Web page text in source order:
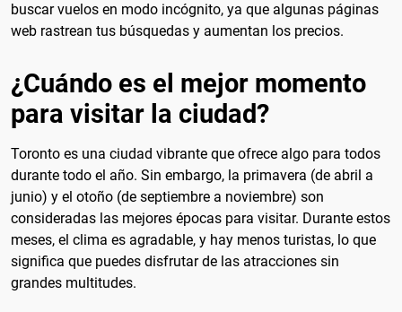
buscar vuelos en modo incógnito, ya que algunas páginas
web rastrean tus búsquedas y aumentan los precios.
¿Cuándo es el mejor momento
para visitar la ciudad?
Toronto es una ciudad vibrante que ofrece algo para todos
durante todo el año. Sin embargo, la primavera (de abril a
junio) y el otoño (de septiembre a noviembre) son
consideradas las mejores épocas para visitar. Durante estos
meses, el clima es agradable, y hay menos turistas, lo que
significa que puedes disfrutar de las atracciones sin
grandes multitudes.